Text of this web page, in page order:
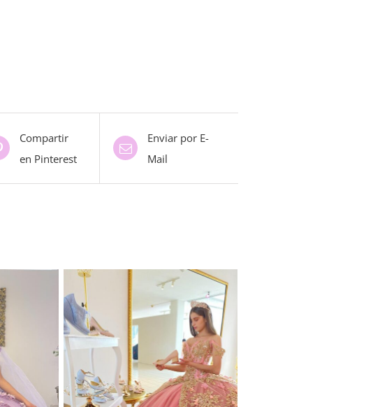
Compartir
en Pinterest
Enviar por E-
Mail